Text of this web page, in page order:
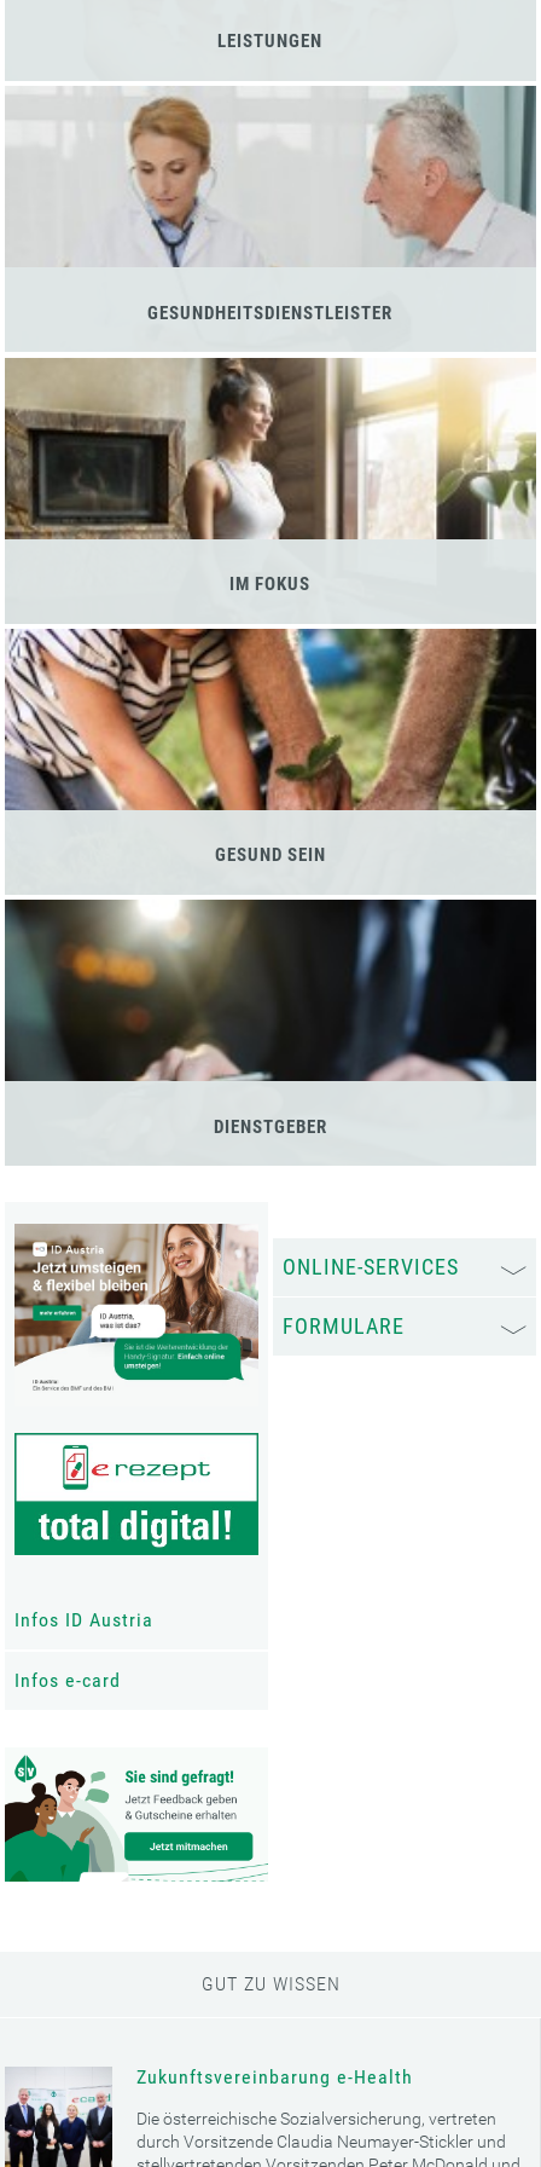
LEISTUNGEN
GESUNDHEITSDIENSTLEISTER
IM FOKUS
GESUND SEIN
DIENSTGEBER
Infos ID Austria
Infos e-card
ONLINE-SERVICES
FORMULARE
GUT ZU WISSEN
Zukunftsvereinbarung e-Health
Die österreichische Sozialversicherung, vertreten
durch Vorsitzende Claudia Neumayer-Stickler und